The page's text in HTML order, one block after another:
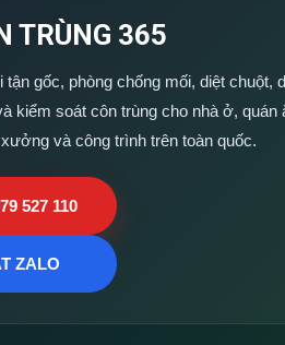
TRÙNG 365
tận gốc, phòng chống mối, diệt chuột,
kiểm soát côn trùng cho nhà ở, quán
và công trình trên toàn quốc.
527 110
ZALO